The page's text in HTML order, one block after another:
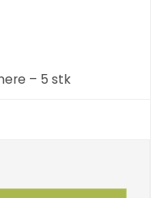
– 5 stk